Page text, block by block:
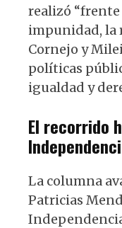
realizó “frente
impunidad, la
Cornejo y
políticas
igualdad y
El recorrido
La columna
Patricias